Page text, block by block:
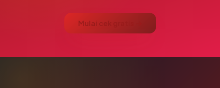
Mulai cek gratis →